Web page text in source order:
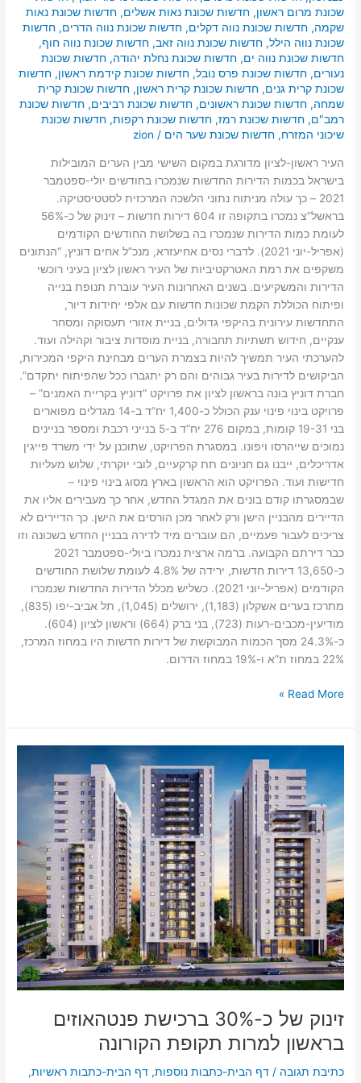
שכונת מרום ראשון,חדשות שכונת נאות אשלים,חדשות שכונת נאות
שקמה,חדשות שכונת נווה דקלים,חדשות שכונת נווה הדרים,חדשות
שכונת נווה הילל,חדשות שכונת נווה זאב,חדשות שכונת נווה חוף,
חדשות שכונת נווה ים,חדשות שכונת נחלת יהודה,חדשות שכונת
נעורים,חדשות שכונת פרס נובל,חדשות שכונת קידמת ראשון,חדשות
שכונת קרית גנים,חדשות שכונת קרית ראשון,חדשות שכונת קרית
שמחה,חדשות שכונת ראשונים,חדשות שכונת רביבים,חדשות שכונת
רמב"ם,חדשות שכונת רמז,חדשות שכונת רקפות,חדשות שכונת
שיכוני המזרח,חדשות שכונת שער הים /
zion
העיר ראשון-לציון מדורגת במקום השישי מבין הערים המובילות
בישראל בכמות הדירות החדשות שנמכרו בחודשים יולי-ספטמבר
2021 – כך עולה מניתוח נתוני הלשכה המרכזית לסטטיסטיקה.
בראשל”צ נמכרו בתקופה זו 604 דירות חדשות – זינוק של כ-56%
לעומת כמות הדירות שנמכרו בה בשלושת החודשים הקודמים
(אפריל-יוני 2021). לדברי נסים אחיעזרא, מנכ”ל אחים דוניץ, “הנתונים
משקפים את רמת האטרקטיביות של העיר ראשון לציון בעיני רוכשי
הדירות והמשקיעים. בשנים האחרונות העיר עוברת תנופת בנייה
ופיתוח הכוללת הקמת שכונות חדשות עם אלפי יחידות דיור,
התחדשות עירונית בהיקפי גדולים, בניית אזורי תעסוקה ומסחר
ענקיים, חידוש תשתיות תחבורה, בניית מוסדות ציבור וקהילה ועוד.
להערכתי העיר תמשיך להיות בצמרת הערים מבחינת היקפי המכירות,
הביקושים לדירות בעיר גבוהים והם רק יתגברו ככל שהפיתוח יתקדם”.
חברת דוניץ בונה בראשון לציון את פרויקט “דוניץ בקריית האמנים” –
פרויקט בינוי פינוי ענק הכולל כ-1,400 יח”ד ב-14 מגדלים מפוארים
בני 19-31 קומות, במקום 276 יח”ד ב-5 בנייני רכבת ומספר בניינים
נמוכים שייהרסו ויפונו. במסגרת הפרויקט, שתוכנן על ידי משרד פייגין
אדריכלים, ייבנו גם חניונים תת קרקעיים, לובי יוקרתי, שלוש מעליות
חדישות ועוד. הפרויקט הוא הראשון בארץ מסוג בינוי פינוי –
שבמסגרתו קודם בונים את המגדל החדש, אחר כך מעבירים אליו את
הדיירים מהבניין הישן ורק לאחר מכן הורסים את הישן. כך הדיירים לא
צריכים לעבור פעמיים, הם עוברים מיד לדירה בבניין החדש בשכונה וזו
כבר דירתם הקבועה. ברמה ארצית נמכרו ביולי-ספטמבר 2021
כ-13,650 דירות חדשות, ירידה של 4.8% לעומת שלושת החודשים
הקודמים (אפריל-יוני 2021). כשליש מכלל הדירות החדשות שנמכרו
מתרכז בערים אשקלון (1,183), ירושלים (1,045), תל אביב-יפו (835),
מודיעין-מכבים-רעות (723), בני ברק (664) וראשון לציון (604).
כ-24.3% מסך הכמות המבוקשת של דירות חדשות היו במחוז המרכז,
22% במחוז ת”א ו-19% במחוז הדרום.
Read More »
זינוק של כ-30% ברכישת פנטהאוזים
בראשון למרות תקופת הקורונה
כתיבת תגובה /דף הבית-כתבות נוספות,דף הבית-כתבות ראשיות,
ברכישת
פנטהאוזים
בראשון
למרות
תקופת
הקורונה